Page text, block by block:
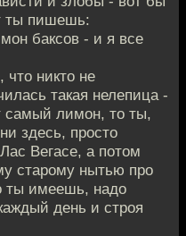
ты пишешь:
баксов - и я все
никто не
такая нелепица -
самый лимон, то ты,
здесь, просто
Вегасе, а потом
старому нытью про
ты имеешь, надо
день и строя